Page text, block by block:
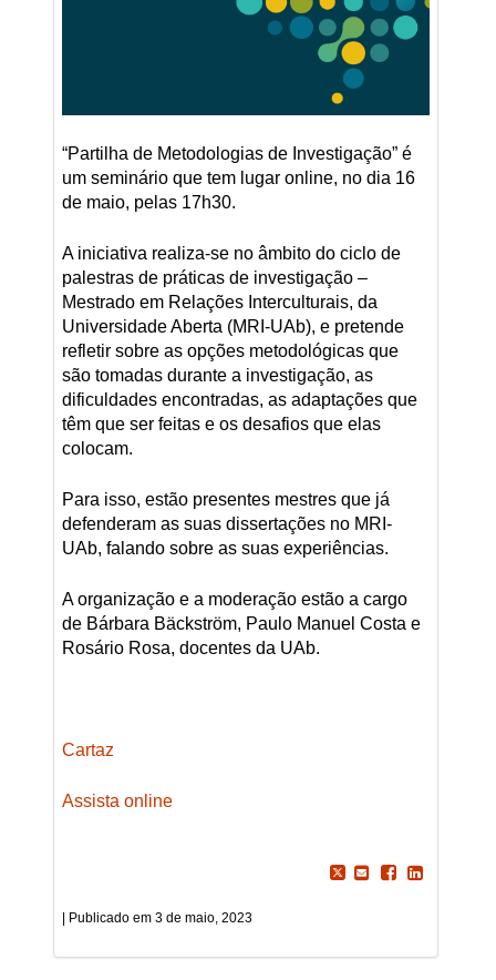
“Partilha de Metodologias de Investigação” é
um seminário que tem lugar online, no dia 16
de maio, pelas 17h30.
A iniciativa realiza-se no âmbito do ciclo de
palestras de práticas de investigação –
Mestrado em Relações Interculturais, da
Universidade Aberta (MRI-UAb), e pretende
refletir sobre as opções metodológicas que
são tomadas durante a investigação, as
dificuldades encontradas, as adaptações que
têm que ser feitas e os desafios que elas
colocam.
Para isso, estão presentes mestres que já
defenderam as suas dissertações no MRI-
UAb, falando sobre as suas experiências.
A organização e a moderação estão a cargo
de Bárbara Bäckström, Paulo Manuel Costa e
Rosário Rosa, docentes da UAb.
Cartaz
Assista online
3 de maio, 2023